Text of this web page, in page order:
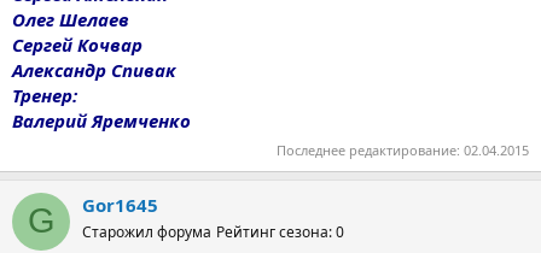
Олег Шелаев
Сергей Кочвар
Александр Спивак
Тренер:
Валерий Яремченко
Последнее редактирование: 02.04.2015
G Gor1645
Старожил форума Рейтинг сезона: 0